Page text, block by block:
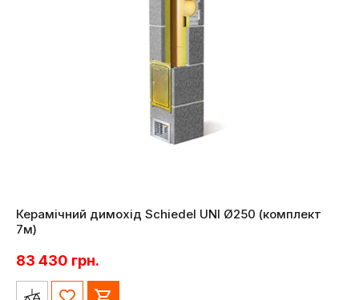
Керамічний димохід Schiedel UNI Ø250 (комплект
7м)
83 430 грн.